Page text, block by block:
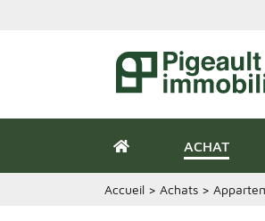
ACHAT
Accueil > Achats >